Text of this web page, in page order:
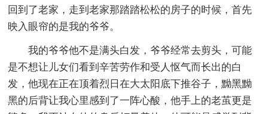
回到了老家，走到老家那踏踏松松的房子的时候，首先
映入眼帘的是我的爷爷。
我的爷爷他不是满头白发，爷爷经常去剪头，可能
是不想让儿女们看到辛苦劳作和受人怄气而长出的白
发，他现在正在顶着烈日在大太阳底下推谷子，黝黑黝
黑的后背让我心里感到了一阵心酸，他手上的老茧更是